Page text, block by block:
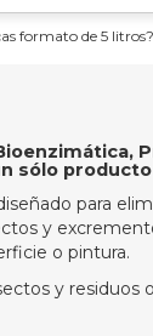
formato de 5 litros?
sólo producto
para
y
o pintura.
y residuos